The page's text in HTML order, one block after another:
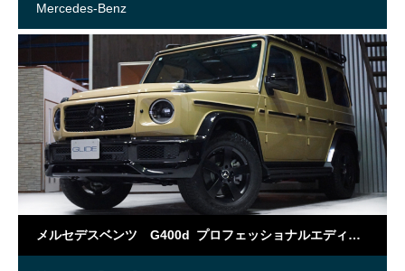
Mercedes-Benz
メルセデスベンツ G400d プロフェッショナルエディション